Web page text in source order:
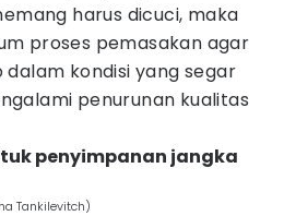
harus dicuci, maka
proses pemasakan agar
kondisi yang segar
penurunan kualitas
penyimpanan jangka
Tankilevitch)